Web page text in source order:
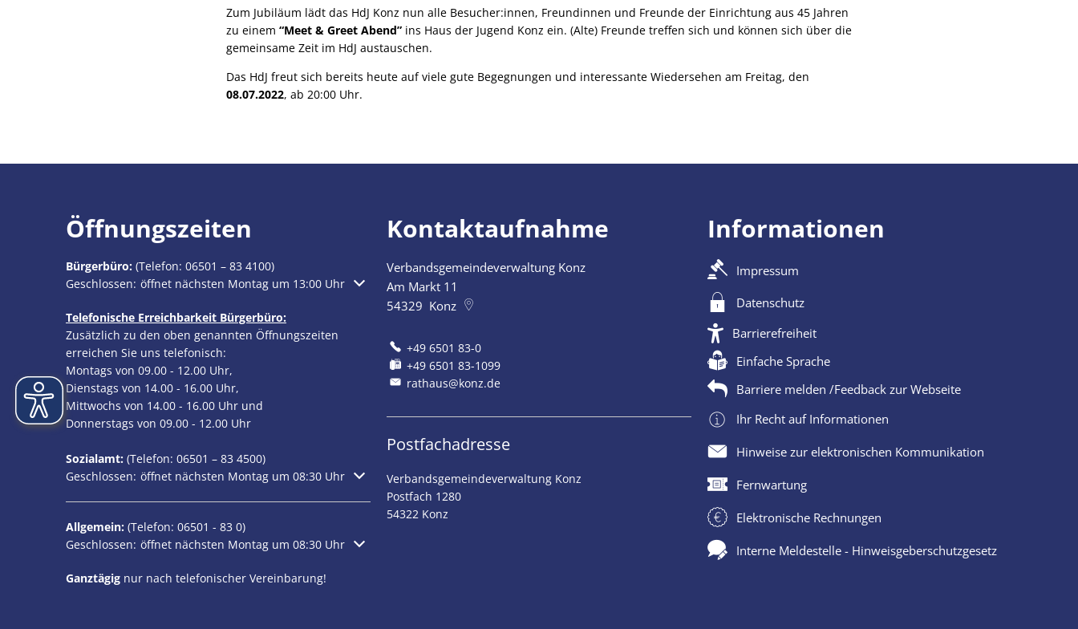
Zum Jubiläum lädt das HdJ Konz nun alle Besucher:innen, Freundinnen und Freunde der Einrichtung aus 45 Jahren
zu einem “Meet & Greet Abend” ins Haus der Jugend Konz ein. (Alte) Freunde treffen sich und können sich über die
gemeinsame Zeit im HdJ austauschen.
Das HdJ freut sich bereits heute auf viele gute Begegnungen und interessante Wiedersehen am Freitag, den
08.07.2022, ab 20:00 Uhr.
Öffnungszeiten
Bürgerbüro: (Telefon: 06501 – 83 4100)
Klicken, um weitere Öffnungs- oder Schließzeiten auszublenden
Geschlossen: öffnet nächsten Montag um 13:00 Uhr
Telefonische Erreichbarkeit Bürgerbüro:
Zusätzlich zu den oben genannten Öffnungszeiten
erreichen Sie uns telefonisch:
Montags von 09.00 - 12.00 Uhr,
Dienstags von 14.00 - 16.00 Uhr,
Mittwochs von 14.00 - 16.00 Uhr und
Donnerstags von 09.00 - 12.00 Uhr
Sozialamt: (Telefon: 06501 – 83 4500)
Klicken, um weitere Öffnungs- oder Schließzeiten auszublenden
Geschlossen: öffnet nächsten Montag um 08:30 Uhr
Allgemein: (Telefon: 06501 - 83 0)
Klicken, um weitere Öffnungs- oder Schließzeiten auszublenden
Geschlossen: öffnet nächsten Montag um 08:30 Uhr
Ganztägig nur nach telefonischer Vereinbarung!
Kontaktaufnahme
Verbandsgemeindeverwaltung Konz
Am Markt 11
54329 Konz
+49 6501 83-0
+49 6501 83-1099
rathaus@konz.de
Postfachadresse
Verbandsgemeindeverwaltung Konz
Postfach 1280
54322 Konz
Informationen
Impressum
Datenschutz
Barrierefreiheit
Einfache Sprache
Barriere melden /Feedback zur Webseite
Ihr Recht auf Informationen
Hinweise zur elektronischen Kommunikation
Fernwartung
Elektronische Rechnungen
Interne Meldestelle - Hinweisgeberschutzgesetz